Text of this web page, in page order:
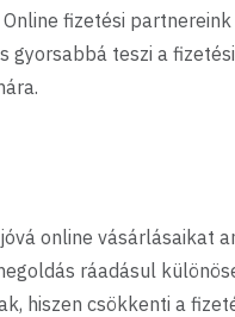
fizetési
gyorsabbá teszi a fizetési
online vásárlásaikat
ráadásul
hiszen csökkenti a